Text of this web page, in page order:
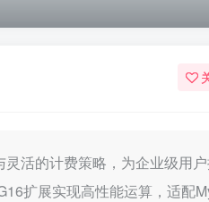
活的计费策略，为企业级用
扩展实现高性能运算，适配